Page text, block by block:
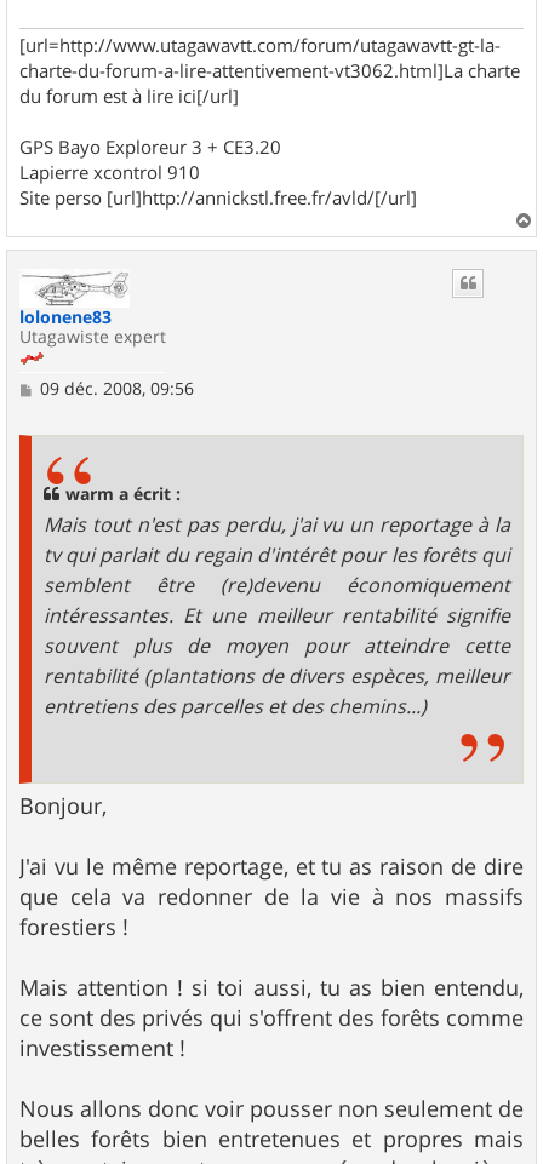
[url=http://www.utagawavtt.com/forum/utagawavtt-gt-la-
charte-du-forum-a-lire-attentivement-vt3062.html]La charte
du forum est à lire ici[/url]
GPS Bayo Exploreur 3 + CE3.20
Lapierre xcontrol 910
Site perso [url]http://annickstl.free.fr/avld/[/url]
a
lolonene83
Utagawiste expert
M
09 déc. 2008, 09:56
warm a écrit :
Mais tout n'est pas perdu, j'ai vu un reportage à la
tv qui parlait du regain d'intérêt pour les forêts qui
semblent être (re)devenu économiquement
intéressantes. Et une meilleur rentabilité signifie
souvent plus de moyen pour atteindre cette
rentabilité (plantations de divers espèces, meilleur
entretiens des parcelles et des chemins...)
Bonjour,
J'ai vu le même reportage, et tu as raison de dire
que cela va redonner de la vie à nos massifs
forestiers !
Mais attention ! si toi aussi, tu as bien entendu,
ce sont des privés qui s'offrent des forêts comme
investissement !
Nous allons donc voir pousser non seulement de
belles forêts bien entretenues et propres mais